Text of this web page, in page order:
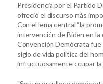
Presidencia por el Partido
ofreció el discurso más
Con el lema central “la
intervención de Biden en la
Convención Demócrata
siglo de vida política del
infructuosamente ocupar la